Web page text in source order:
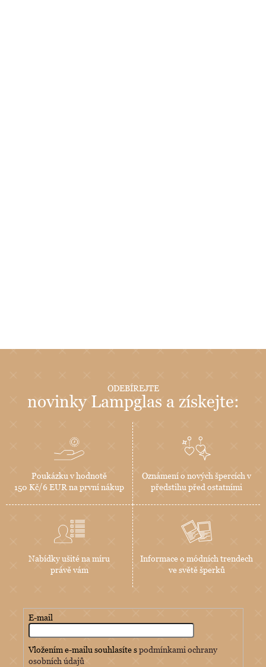
ODEBÍREJTE
novinky Lampglas a získejte:
Poukázku v hodnotě
150 Kč/6 EUR na první nákup
Oznámení o nových špercích v
předstihu před ostatními
Nabídky ušité na míru
právě vám
Informace o módních trendech
ve světě šperků
E-mail
Vložením e-mailu souhlasíte spodmínkami ochrany
osobních údajů